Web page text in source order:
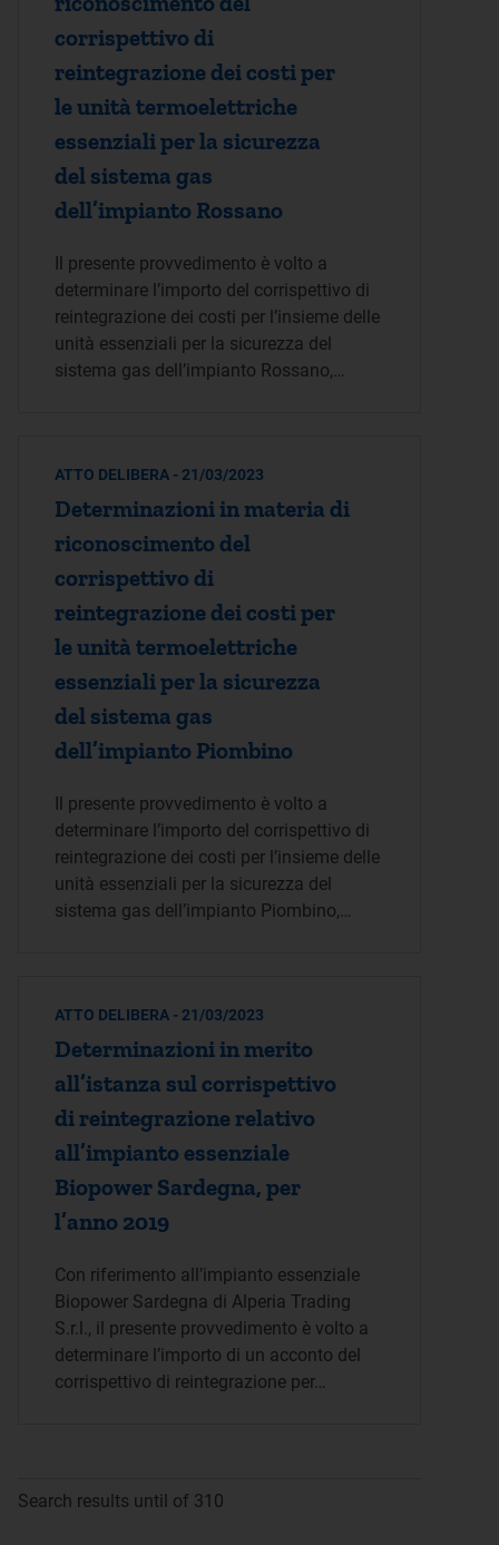
corrispettivo di
reintegrazione dei costi per
le unità termoelettriche
essenziali per la sicurezza
del sistema gas
dell’impianto Rossano
Il presente provvedimento è volto a
determinare l’importo del corrispettivo di
reintegrazione dei costi per l’insieme delle
unità essenziali per la sicurezza del
sistema gas dell’impianto Rossano,…
ATTO DELIBERA - 21/03/2023
Determinazioni in materia di
riconoscimento del
corrispettivo di
reintegrazione dei costi per
le unità termoelettriche
essenziali per la sicurezza
del sistema gas
dell’impianto Piombino
Il presente provvedimento è volto a
determinare l’importo del corrispettivo di
reintegrazione dei costi per l’insieme delle
unità essenziali per la sicurezza del
sistema gas dell’impianto Piombino,…
ATTO DELIBERA - 21/03/2023
Determinazioni in merito
all’istanza sul corrispettivo
di reintegrazione relativo
all’impianto essenziale
Biopower Sardegna, per
l’anno 2019
Con riferimento all’impianto essenziale
Biopower Sardegna di Alperia Trading
S.r.l., il presente provvedimento è volto a
determinare l’importo di un acconto del
corrispettivo di reintegrazione per…
Search results until of 310